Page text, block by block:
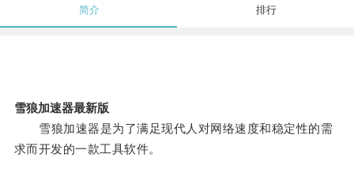
简介 排行
雪狼加速器最新版
雪狼加速器是为了满足现代人对网络速度和稳定性的需
求而开发的一款工具软件。